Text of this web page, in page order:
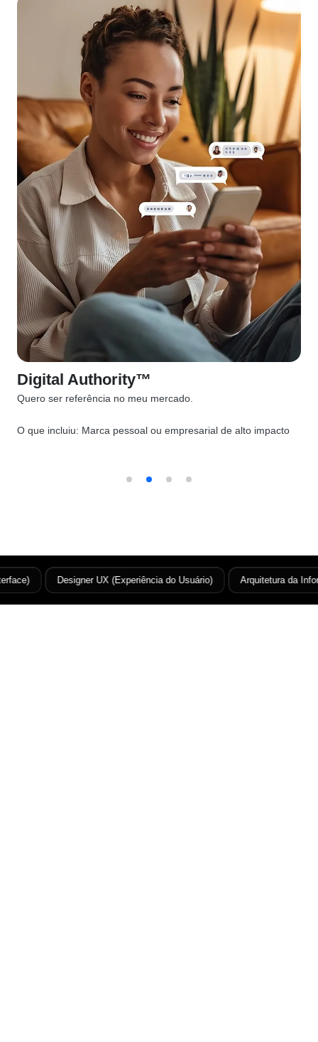
Digital Authority™
Quero ser referência no meu mercado.
O que incluiu: Marca pessoal ou empresarial de alto impacto
Designer UX (Experiência do Usuário) Arquitetura da